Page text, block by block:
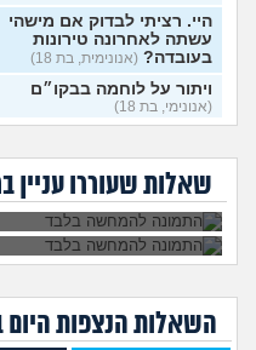
היי. רציתי לבדוק אם מישהי
עשתה לאחרונה טירונות
בעובדה? (אנונימית, בת 18)
ויתור על לוחמה בבקו״ם
(אנונימי, בת 18)
לצאת מהצבא על נפשי (יוני,
19)
מיוני אשכול התעופה (ככככ, בן
מה דעתכם על מסלול מודאל
בחיל המודיעין? (צגצגצג, בן 18)
שאלות שעוררו עניין
אני רוצה להתגייס
ימנעו לצאת איתי?
לא מעוניינת לקבל את
החיסונים בבקום, אני
יכולה לוותר?
השאלות הנצפות היום